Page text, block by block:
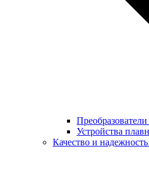
Устройства
Качество и